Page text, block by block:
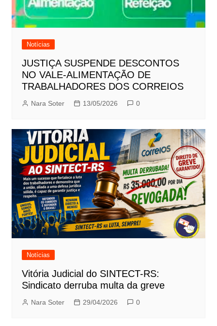
Notícias
JUSTIÇA SUSPENDE DESCONTOS
NO VALE-ALIMENTAÇÃO DE
TRABALHADORES DOS CORREIOS
Nara Soter 13/05/2026 0
Notícias
Vitória Judicial do SINTECT-RS:
Sindicato derruba multa da greve
Nara Soter 29/04/2026 0